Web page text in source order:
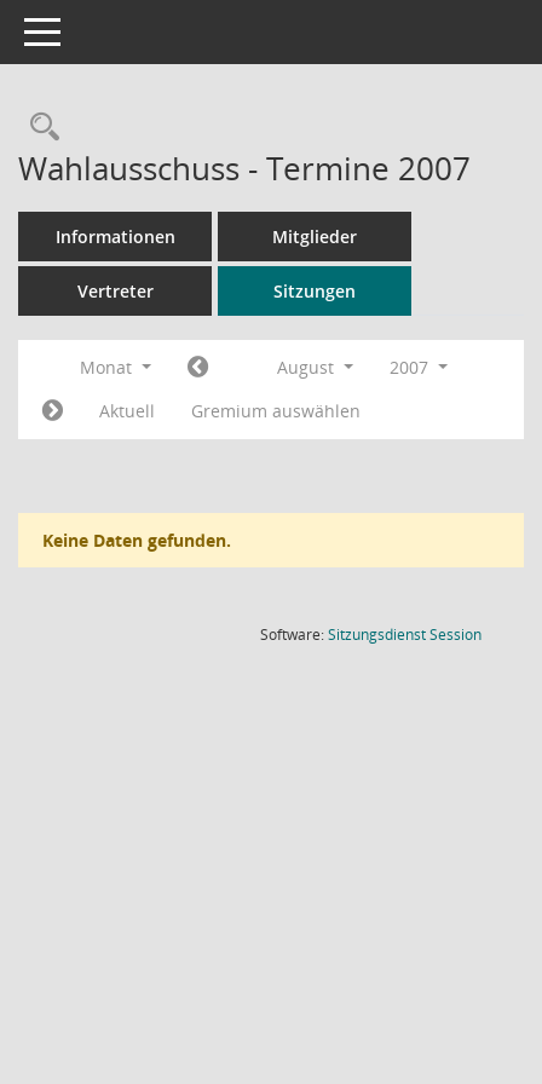
Toggle navigation
Rechercheauswahl
Wahlausschuss - Termine 2007
Informationen Mitglieder
Vertreter Sitzungen
Monat August
2007
Aktuell
Gremium auswählen
Keine Daten gefunden.
Software:SitzungsdienstSession(Wird in